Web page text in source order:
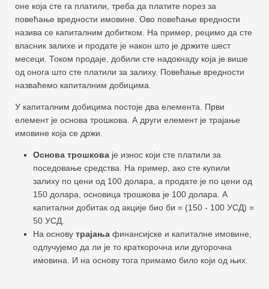
оне која сте га платили, треба да платите порез за
повећање вредности имовине. Ово повећање вредности
назива се капиталним добитком. На пример, рецимо да сте
власник залихе и продате је након што је држите шест
месеци. Током продаје, добили сте надокнаду која је више
од онога што сте платили за залиху. Повећање вредности
назваћемо капиталним добицима.
У капиталним добицима постоје два елемента. Први
елемент је основа трошкова. А други елемент је трајање
имовине која се држи.
Основа трошкова је износ који сте платили за
поседовање средства. На пример, ако сте купили
залиху по цени од 100 долара, а продате је по цени од
150 долара, основица трошкова је 100 долара. А
капитални добитак од акције био би = (150 - 100 УСД) =
50 УСД.
На основу трајања финансијске и капиталне имовине,
одлучујемо да ли је то краткорочна или дугорочна
имовина. И на основу тога примамо било који од њих.